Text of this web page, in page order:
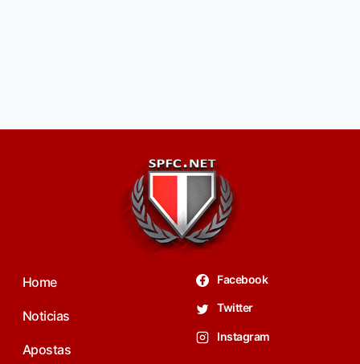
Home
Noticias
Apostas
Facebook
Twitter
Instagram